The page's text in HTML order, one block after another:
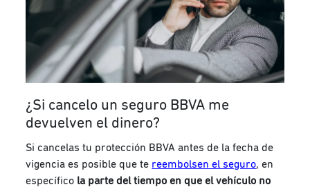
¿Si cancelo un seguro BBVA me
devuelven el dinero?
Si cancelas tu protección BBVA antes de la fecha de
vigencia es posible que te reembolsen el seguro, en
específico la parte del tiempo en que el vehículo no